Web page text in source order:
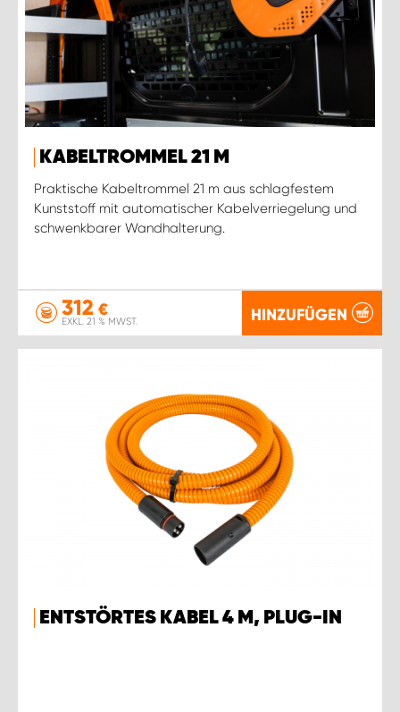
KABELTROMMEL 21 M
Praktische Kabeltrommel 21 m aus schlagfestem
Kunststoff mit automatischer Kabelverriegelung und
schwenkbarer Wandhalterung.
312 €
EXKL. 21 % MWST. HINZUFÜGEN
ENTSTÖRTES KABEL 4 M, PLUG-IN